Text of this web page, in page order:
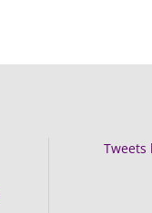
Tweets